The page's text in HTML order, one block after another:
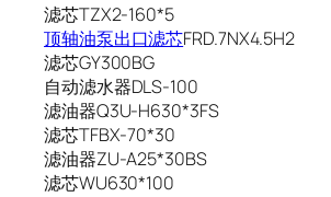
滤芯TZX2-160*5
顶轴油泵出口滤芯FRD.7NX4.5H2
滤芯GY300BG
自动滤水器DLS-100
滤油器Q3U-H630*3FS
滤芯TFBX-70*30
滤油器ZU-A25*30BS
滤芯WU630*100